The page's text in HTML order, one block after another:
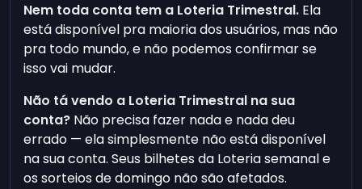
Nem toda conta tem a Loteria Trimestral. Ela
está disponível pra maioria dos usuários, mas não
pra todo mundo, e não podemos confirmar se
isso vai mudar.
Não tá vendo a Loteria Trimestral na sua
conta? Não precisa fazer nada e nada deu
errado — ela simplesmente não está disponível
na sua conta. Seus bilhetes da Loteria semanal e
os sorteios de domingo não são afetados.